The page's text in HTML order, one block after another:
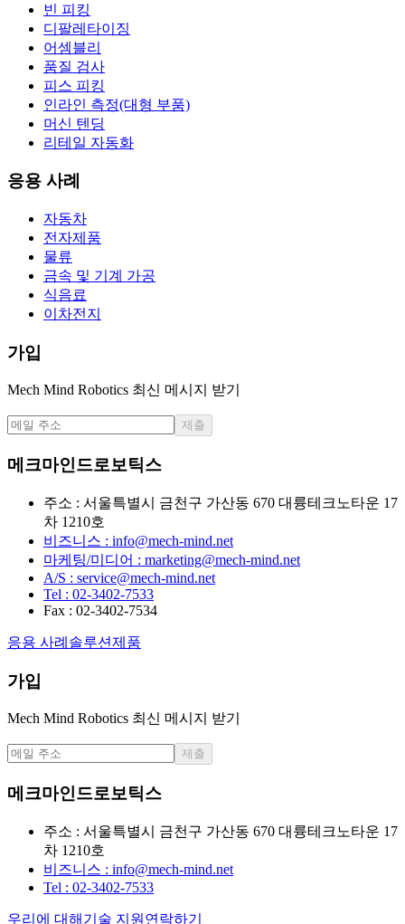
빈 피킹
디팔레타이징
어셈블리
품질 검사
피스 피킹
인라인 측정(대형 부품)
머신 텐딩
리테일 자동화
응용 사례
자동차
전자제품
물류
금속 및 기계 가공
식음료
이차전지
가입
Mech Mind Robotics 최신 메시지 받기
제출
메크마인드로보틱스
주소 : 서울특별시 금천구 가산동 670 대륭테크노타운 17
차 1210호
비즈니스 : info@mech-mind.net
마케팅/미디어 : marketing@mech-mind.net
A/S : service@mech-mind.net
Tel : 02-3402-7533
Fax : 02-3402-7534
응용 사례 솔루션제품
가입
Mech Mind Robotics 최신 메시지 받기
제출
메크마인드로보틱스
주소 : 서울특별시 금천구 가산동 670 대륭테크노타운 17
차 1210호
비즈니스 : info@mech-mind.net
Tel : 02-3402-7533
우리에 대해 기술 지원 연락하기